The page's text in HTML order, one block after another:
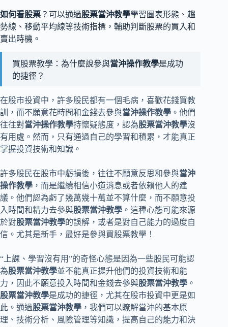
如何看股票 ？可以通過股票當沖教學學習圖表形態、趨
勢線、移動平均線等技術指標，輔助判斷股票的買入和
賣出時機。
買股票教學：為什麼說參與當沖操作教學是成功
的捷徑？
在股市投資中，許多股民都有一個毛病，喜歡花錢買教
訓，而不願意花時間和金錢去參與當沖操作教學 。他們
往往對當沖操作教學持懷疑態度，認為股票當沖教學沒
有用處。然而，只有通過自己的學習和積累，才能真正
掌握投資技術和知識。
許多股民在股市中虧損後，往往不願意反思和參與當沖
操作教學 ，而是繼續相信小道消息或者依賴他人的建
議。他們認為虧了幾萬幾十萬並不算什麼，而不願意投
入時間和精力去參與股票當沖教學 。這種心態可能來源
於對股票當沖教學的誤解，或者是對自己能力的過度自
信。尤其是新手，最好是參與買股票教學！
“上課、學習沒有用”的奇怪心態是因為一些股民可能認
為股票當沖教學並不能真正提升他們的投資技術和能
力，因此不願意投入時間和金錢去參與股票當沖教學 。
股票當沖教學是成功的捷徑，尤其在股市投資中更是如
此。通過股票當沖教學 ，我們可以瞭解當沖的基本原
理、技術分析、風險管理等知識，提高自己的能力和決